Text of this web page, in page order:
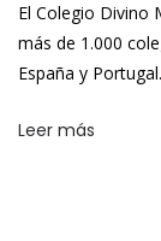
El Colegio Divino
más de 1.000
España y Portugal.
Leer más